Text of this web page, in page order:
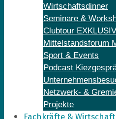
Wirtschaftsdinner
Seminare &
Clubtour EXKLUSIV
Mittelstandsforum
Sport & Events
Podcast
Netzwerk- &
Projekte
Fachkräfte & Wirtschaft